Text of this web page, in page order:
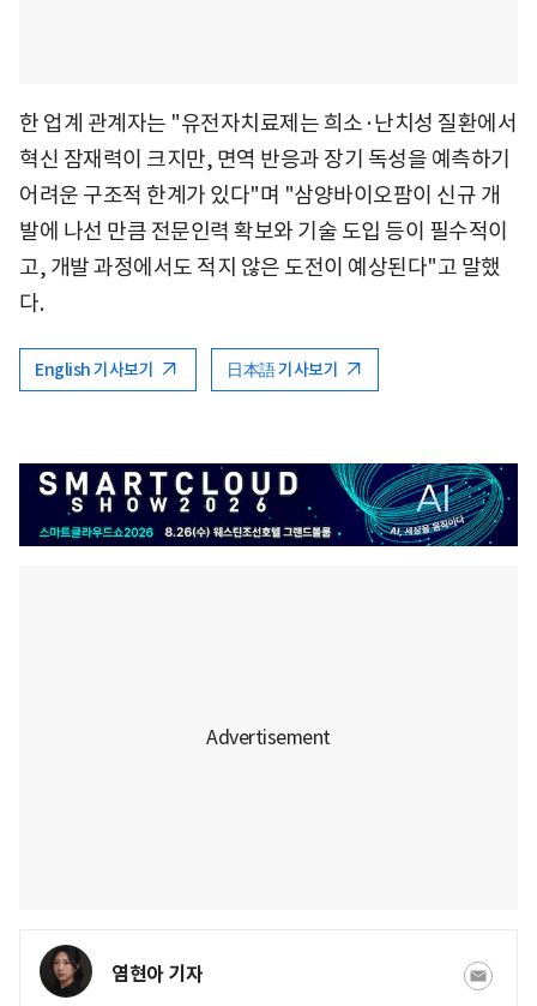
한 업계 관계자는 "유전자치료제는 희소·난치성 질환에서
혁신 잠재력이 크지만, 면역 반응과 장기 독성을 예측하기
어려운 구조적 한계가 있다"며 "삼양바이오팜이 신규 개
발에 나선 만큼 전문인력 확보와 기술 도입 등이 필수적이
고, 개발 과정에서도 적지 않은 도전이 예상된다"고 말했
다.
English 기사보기 日本語 기사보기
염현아 기자